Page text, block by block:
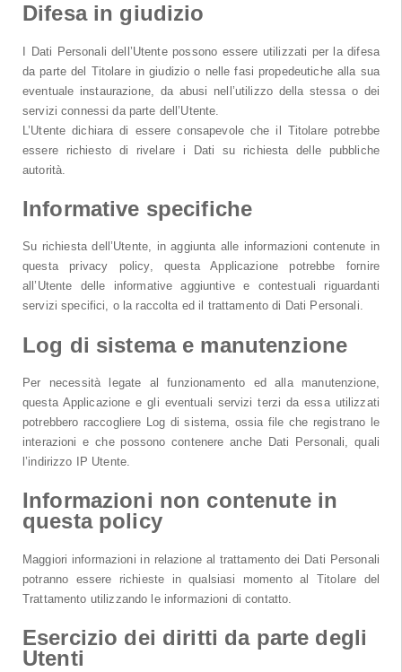
Difesa in giudizio
I Dati Personali dell’Utente possono essere utilizzati per la difesa
da parte del Titolare in giudizio o nelle fasi propedeutiche alla sua
eventuale instaurazione, da abusi nell’utilizzo della stessa o dei
servizi connessi da parte dell’Utente.
L’Utente dichiara di essere consapevole che il Titolare potrebbe
essere richiesto di rivelare i Dati su richiesta delle pubbliche
autorità.
Informative specifiche
Su richiesta dell’Utente, in aggiunta alle informazioni contenute in
questa privacy policy, questa Applicazione potrebbe fornire
all’Utente delle informative aggiuntive e contestuali riguardanti
servizi specifici, o la raccolta ed il trattamento di Dati Personali.
Log di sistema e manutenzione
Per necessità legate al funzionamento ed alla manutenzione,
questa Applicazione e gli eventuali servizi terzi da essa utilizzati
potrebbero raccogliere Log di sistema, ossia file che registrano le
interazioni e che possono contenere anche Dati Personali, quali
l’indirizzo IP Utente.
Informazioni non contenute in
questa policy
Maggiori informazioni in relazione al trattamento dei Dati Personali
potranno essere richieste in qualsiasi momento al Titolare del
Trattamento utilizzando le informazioni di contatto.
Esercizio dei diritti da parte degli
Utenti